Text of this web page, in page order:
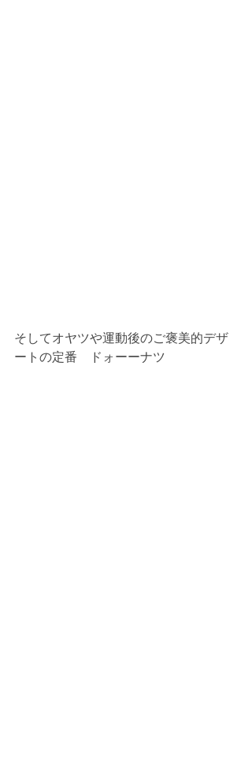
そしてオヤツや運動後のご褒美的デザ
ートの定番　ドォーーナツ